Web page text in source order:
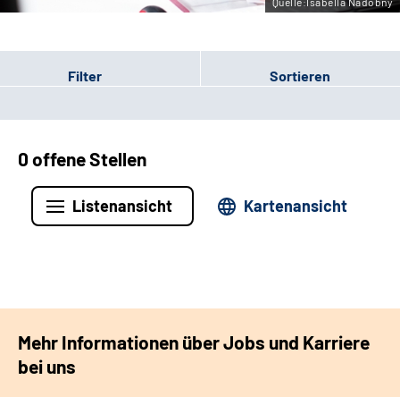
Filter Sortieren
0 offene Stellen
Listenansicht Kartenansicht
Mehr Informationen über Jobs und Karriere
bei uns